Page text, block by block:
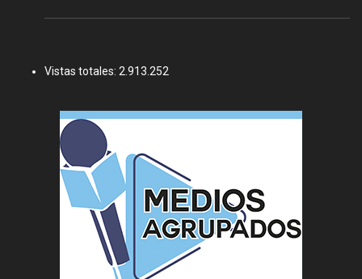
Vistas totales: 2.913.252